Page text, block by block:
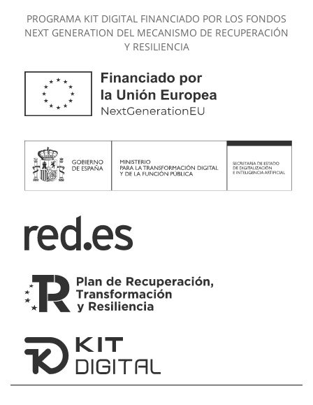
PROGRAMA KIT DIGITAL FINANCIADO POR LOS FONDOS
NEXT GENERATION DEL MECANISMO DE RECUPERACIÓN
Y RESILIENCIA